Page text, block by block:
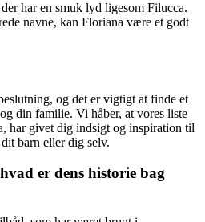
har en smuk lyd ligesom Filucca.
navne, kan Floriana være et godt
og det er vigtigt at finde et
din familie. Vi håber, at vores liste
har givet dig indsigt og inspiration til
barn eller dig selv.
er dens historie bag